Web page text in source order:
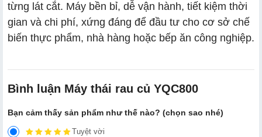
từng lát cắt. Máy bền bỉ, dễ vận hành, tiết kiệm thời
gian và chi phí, xứng đáng để đầu tư cho cơ sở chế
biến thực phẩm, nhà hàng hoặc bếp ăn công nghiệp.
Bình luận Máy thái rau củ YQC800
Bạn cảm thấy sản phẩm như thế nào? (chọn sao nhé)
Tuyệt vời